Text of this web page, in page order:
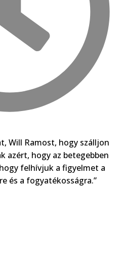
Will Ramost, hogy szálljon
azért, hogy az betegebben
felhívjuk a figyelmet a
és a fogyatékosságra.”